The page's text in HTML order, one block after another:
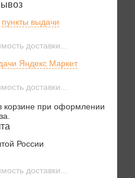
выдачи
доставки...
Яндекс Маркет
доставки...
корзине при оформлении
России
доставки...